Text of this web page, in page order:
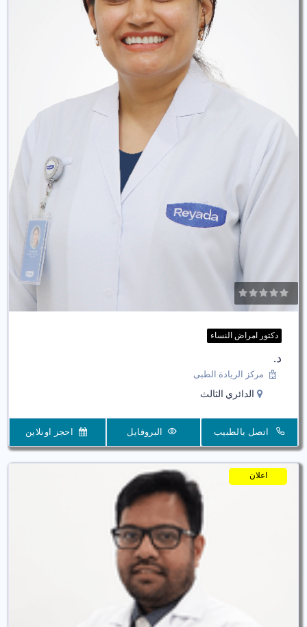
دكتور امراض النساء
د.
مركز الريادة الطبى
الدائري الثالث
اتصل بالطبيب البروفايل احجز اونلاين
اعلان